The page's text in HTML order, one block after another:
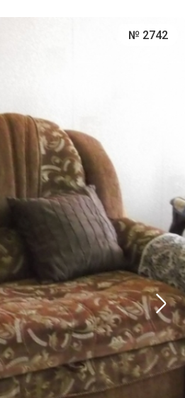
№ 2742